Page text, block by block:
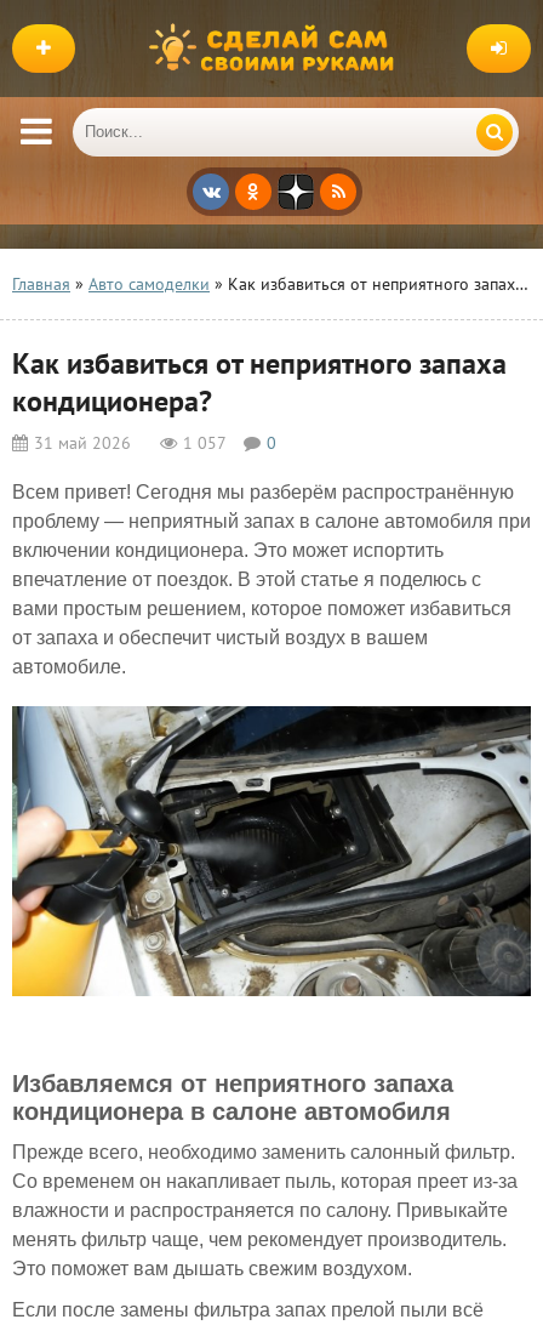
Главная » Авто самоделки » Как избавиться от неприятного запаха кондиционера?
Как избавиться от неприятного запаха
кондиционера?
31 май 2026 1 057 0
Всем привет! Сегодня мы разберём распространённую
проблему — неприятный запах в салоне автомобиля при
включении кондиционера. Это может испортить
впечатление от поездок. В этой статье я поделюсь с
вами простым решением, которое поможет избавиться
от запаха и обеспечит чистый воздух в вашем
автомобиле.
Избавляемся от неприятного запаха
кондиционера в салоне автомобиля
Прежде всего, необходимо заменить салонный фильтр.
Со временем он накапливает пыль, которая преет из-за
влажности и распространяется по салону. Привыкайте
менять фильтр чаще, чем рекомендует производитель.
Это поможет вам дышать свежим воздухом.
Если после замены фильтра запах прелой пыли всё